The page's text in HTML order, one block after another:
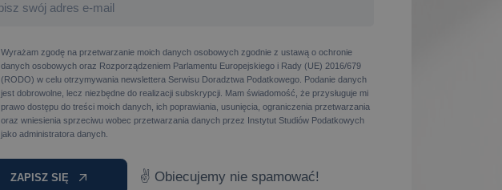
Wyrażam zgodę na przetwarzanie moich danych osobowych zgodnie z ustawą o ochronie
danych osobowych oraz Rozporządzeniem Parlamentu Europejskiego i Rady (UE) 2016/679
(RODO) w celu otrzymywania newslettera Serwisu Doradztwa Podatkowego. Podanie danych
jest dobrowolne, lecz niezbędne do realizacji subskrypcji. Mam świadomość, że przysługuje mi
prawo dostępu do treści moich danych, ich poprawiania, usunięcia, ograniczenia przetwarzania
oraz wniesienia sprzeciwu wobec przetwarzania danych przez Instytut Studiów Podatkowych
jako administratora danych.
ZAPISZ SIĘ ✌ Obiecujemy nie spamować!